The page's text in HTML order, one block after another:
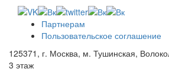
Партнерам
Пользовательское соглашение
125371, г. Москва, м. Тушинская,
3 этаж